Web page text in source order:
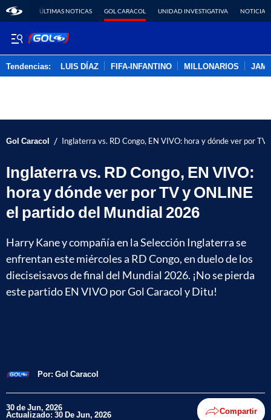
ÚLTIMAS NOTICAS GOL CARACOL UNIDAD INVESTIGATIVA NOTICIAS
Tendencias: LUIS DÍAZ FIFA-INFANTINO MILLONARIOS
Gol Caracol / Inglaterra vs. RD Congo, EN VIVO: hora y dónde ver por
Inglaterra vs. RD Congo, EN VIVO:
hora y dónde ver por TV y ONLINE
el partido del Mundial 2026
Harry Kane y compañía en la Selección Inglaterra se
enfrentan este miércoles a RD Congo, en duelo de los
dieciseisavos de final del Mundial 2026. ¡No se pierda
este partido EN VIVO por Gol Caracol y Ditu!
Por: Gol Caracol
30 de Jun, 2026
Actualizado: 30 De Jun, 2026 Compartir